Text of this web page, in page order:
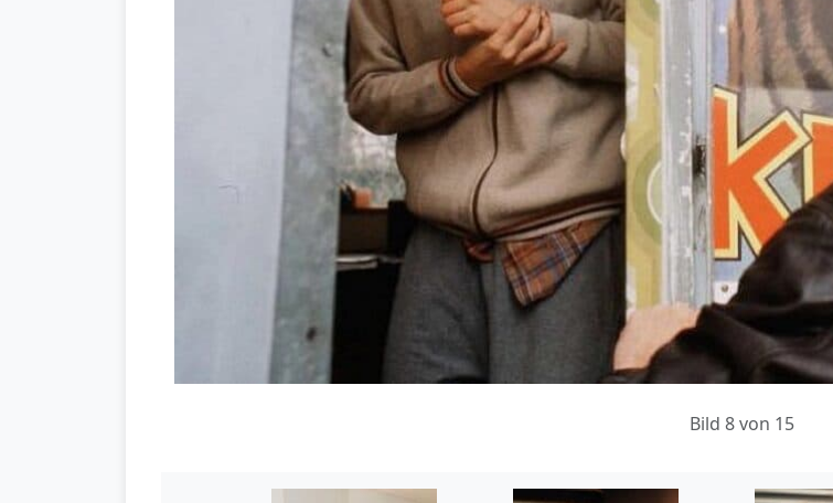
Bild 8 von 15